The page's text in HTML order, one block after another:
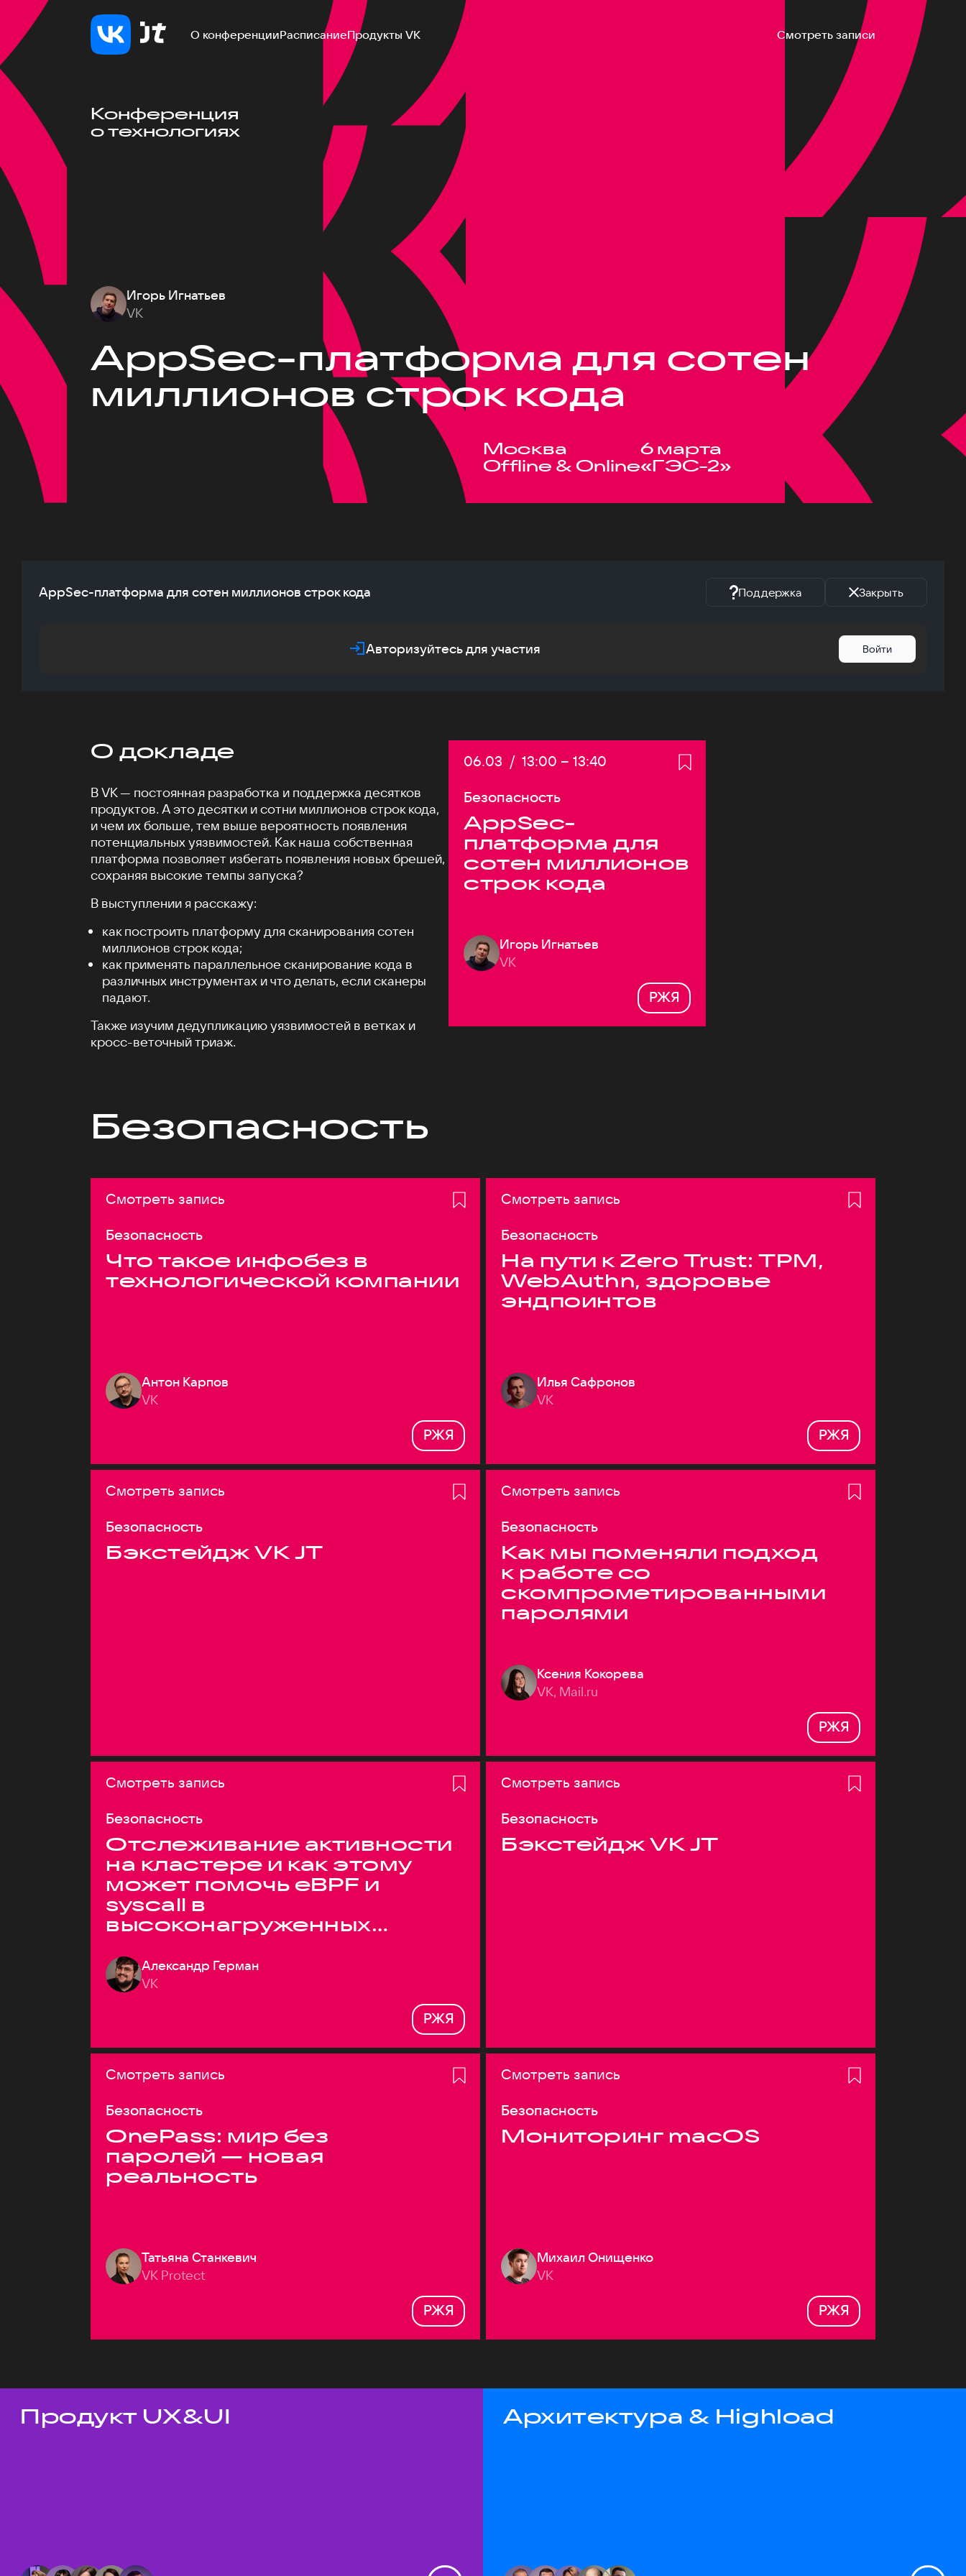
О конференцииРасписаниеПродукты VK Смотреть записи
Конференция
о технологиях
Игорь Игнатьев
VK
AppSec-платформа для сотен
миллионов строк кода
Москва
Offline & Online
6 марта
«ГЭС-2»
AppSec-платформа для сотен миллионов строк кода Поддержка Закрыть
Авторизуйтесь для участия Войти
О докладе
В VK — постоянная разработка и поддержка десятков
продуктов. А это десятки и сотни миллионов строк кода,
и чем их больше, тем выше вероятность появления
потенциальных уязвимостей. Как наша собственная
платформа позволяет избегать появления новых брешей,
сохраняя высокие темпы запуска?
В выступлении я расскажу:
как построить платформу для сканирования сотен
миллионов строк кода;
как применять параллельное сканирование кода в
различных инструментах и что делать, если сканеры
падают.
Также изучим дедупликацию уязвимостей в ветках и
кросс-веточный триаж.
Дата:
06.03 / Начало:
13:00 – Конец:
13:40
Безопасность
AppSec-
платформа для
сотен миллионов
строк кода
Игорь Игнатьев
VK
РЖЯ
Безопасность
Смотреть запись
Безопасность
Что такое инфобез в
технологической компании
Антон Карпов
VK
РЖЯ
Смотреть запись
Безопасность
На пути к Zero Trust: TPM,
WebAuthn, здоровье
эндпоинтов
Илья Сафронов
VK
РЖЯ
Смотреть запись
Безопасность
Бэкстейдж VK JT
Смотреть запись
Безопасность
Как мы поменяли подход
к работе со
скомпрометированными
паролями
Ксения Кокорева
VK, Mail.ru
РЖЯ
Смотреть запись
Безопасность
Отслеживание активности
на кластере и как этому
может помочь eBPF и
syscall в
высоконагруженных
Александр Герман
VK
РЖЯ
Смотреть запись
Безопасность
Бэкстейдж VK JT
Смотреть запись
Безопасность
OnePass: мир без
паролей — новая
реальность
Татьяна Станкевич
VK Protect
РЖЯ
Смотреть запись
Безопасность
Мониторинг macOS
Михаил Онищенко
VK
РЖЯ
Темы докладов
Продукт UX&UI Архитектура & Highload